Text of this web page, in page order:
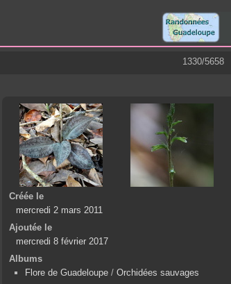
1330/5658
Créée le
mercredi 2 mars 2011
Ajoutée le
mercredi 8 février 2017
Albums
Flore de Guadeloupe / Orchidées sauvages